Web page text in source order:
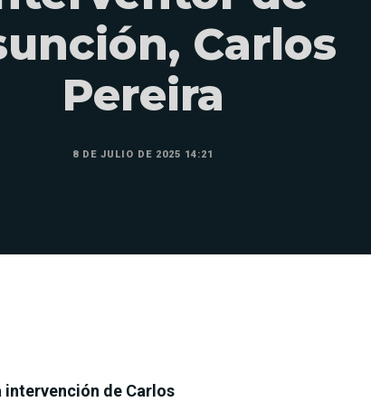
Carlos
Pereira
8 DE JULIO DE 2025 14:21
intervención de Carlos